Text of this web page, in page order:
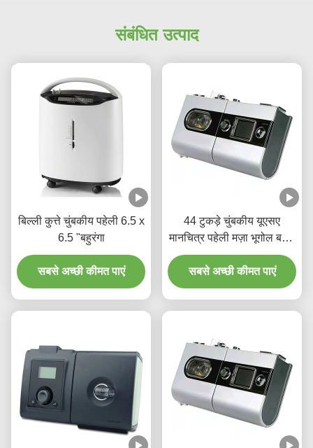
संबंधित उत्पाद
बिल्ली कुत्ते चुंबकीय पहेली 6.5 x
6.5 "बहुरंगा
सबसे अच्छी कीमत पाएं
44 टुकड़े चुंबकीय यूएसए
मानचित्र पहेली मज़ा भूगोल बच्चों
के लिए उम्र 4+
सबसे अच्छी कीमत पाएं